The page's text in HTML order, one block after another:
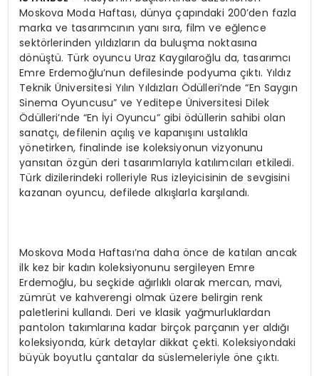
Moskova Moda Haftası, dünya çapındaki 200’den fazla
marka ve tasarımcının yanı sıra, film ve eğlence
sektörlerinden yıldızların da buluşma noktasına
dönüştü. Türk oyuncu Uraz Kaygılaroğlu da, tasarımcı
Emre Erdemoğlu’nun defilesinde podyuma çıktı. Yıldız
Teknik Üniversitesi Yılın Yıldızları Ödülleri’nde “En Saygın
Sinema Oyuncusu” ve Yeditepe Üniversitesi Dilek
Ödülleri’nde “En İyi Oyuncu” gibi ödüllerin sahibi olan
sanatçı, defilenin açılış ve kapanışını ustalıkla
yönetirken, finalinde ise koleksiyonun vizyonunu
yansıtan özgün deri tasarımlarıyla katılımcıları etkiledi.
Türk dizilerindeki rolleriyle Rus izleyicisinin de sevgisini
kazanan oyuncu, defilede alkışlarla karşılandı.
Moskova Moda Haftası’na daha önce de katılan ancak
ilk kez bir kadın koleksiyonunu sergileyen Emre
Erdemoğlu, bu seçkide ağırlıklı olarak mercan, mavi,
zümrüt ve kahverengi olmak üzere belirgin renk
paletlerini kullandı. Deri ve klasik yağmurluklardan
pantolon takımlarına kadar birçok parçanın yer aldığı
koleksiyonda, kürk detaylar dikkat çekti. Koleksiyondaki
büyük boyutlu çantalar da süslemeleriyle öne çıktı.